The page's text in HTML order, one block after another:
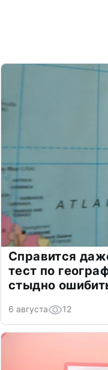
Справится
тест по
стыдно
6 августа 12